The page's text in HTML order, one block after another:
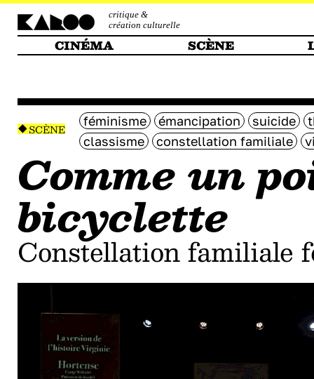
critique &
création culturelle
CINÉMA SCÈNE
SCÈNE
féminisme émancipation suicide
classisme
constellation familiale
Comme un
bicyclette
Constellation familiale